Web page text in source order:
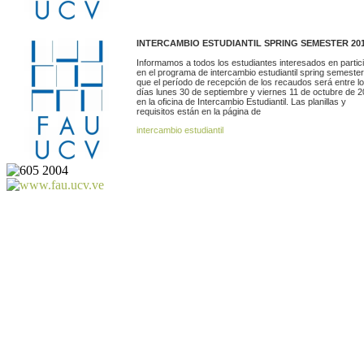
INTERCAMBIO ESTUDIANTIL SPRING SEMESTER
Informamos a todos los estudiantes interesados en
en el programa de intercambio estudiantil spring semester
que el período de recepción de los recaudos será entre
días lunes 30 de septiembre y viernes 11 de octubre de
en la oficina de Intercambio Estudiantil. Las planillas y
requisitos están en la página de
intercambio estudiantil